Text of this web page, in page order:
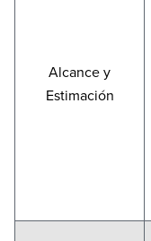
Alcance y
Estimación